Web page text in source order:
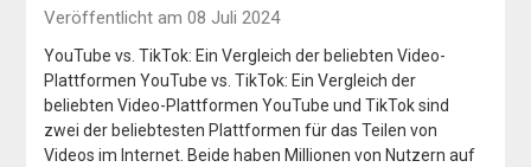
Veröffentlicht am 08 Juli 2024
YouTube vs. TikTok: Ein Vergleich der beliebten Video-
Plattformen YouTube vs. TikTok: Ein Vergleich der
beliebten Video-Plattformen YouTube und TikTok sind
zwei der beliebtesten Plattformen für das Teilen von
Videos im Internet. Beide haben Millionen von Nutzern auf